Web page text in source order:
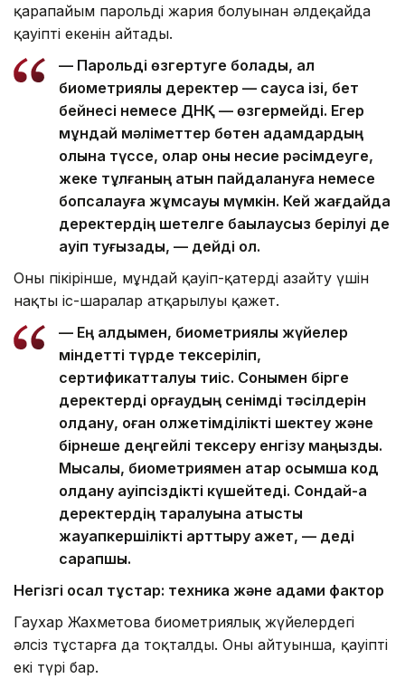
қарапайым парольдің жария болуынан әлдеқайда
қауіпті екенін айтады.
— Парольді өзгертуге болады, ал
биометриялық деректер — саусақ ізі, бет
бейнесі немесе ДНҚ — өзгермейді. Егер
мұндай мәліметтер бөтен адамдардың
қолына түссе, олар оны несие рәсімдеуге,
жеке тұлғаның атын пайдалануға немесе
бопсалауға жұмсауы мүмкін. Кей жағдайда
деректердің шетелге бақылаусыз берілуі де
қауіп туғызады, — дейді ол.
Оның пікірінше, мұндай қауіп-қатерді азайту үшін
нақты іс-шаралар атқарылуы қажет.
— Ең алдымен, биометриялық жүйелер
міндетті түрде тексеріліп,
сертификатталуы тиіс. Сонымен бірге
деректерді қорғаудың сенімді тәсілдерін
қолдану, оған қолжетімділікті шектеу және
бірнеше деңгейлі тексеру енгізу маңызды.
Мысалы, биометриямен қатар қосымша код
қолдану қауіпсіздікті күшейтеді. Сондай-ақ
деректердің таралуына қатысты
жауапкершілікті арттыру қажет, — деді
сарапшы.
Негізгі осал тұстар: техника және адами фактор
Гаухар Жахметова биометриялық жүйелердегі
әлсіз тұстарға да тоқталды. Оның айтуынша, қауіптің
екі түрі бар.